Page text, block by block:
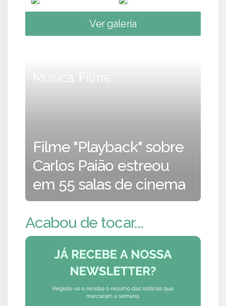
Ver galeria
Música, Filme
Filme "Playback" sobre
Carlos Paião estreou
em 55 salas de cinema
Acabou de tocar...